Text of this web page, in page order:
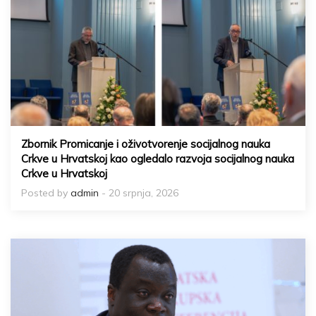
Zbornik Promicanje i oživotvorenje socijalnog nauka
Crkve u Hrvatskoj kao ogledalo razvoja socijalnog nauka
Crkve u Hrvatskoj
Posted by admin - 20 srpnja, 2026